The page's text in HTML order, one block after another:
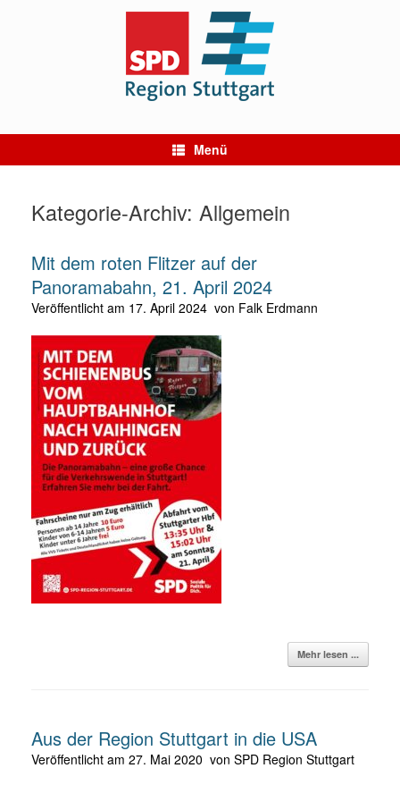
Menü
Kategorie-Archiv: Allgemein
Mit dem roten Flitzer auf der
Panoramabahn, 21. April 2024
Veröffentlicht am 17. April 2024 von Falk Erdmann
Mehr lesen ...
Aus der Region Stuttgart in die USA
Veröffentlicht am 27. Mai 2020 von SPD Region Stuttgart